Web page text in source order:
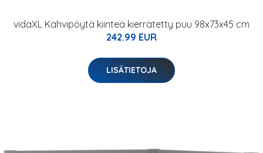
vidaXL Kahvipöytä kiinteä kierrätetty puu 98x73x45 cm
242.99 EUR
LISÄTIETOJA